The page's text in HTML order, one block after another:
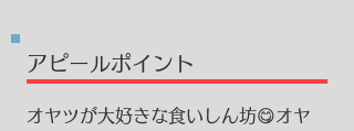
オヤツが大好きな食いしん坊😋オヤ
​アピールポイント